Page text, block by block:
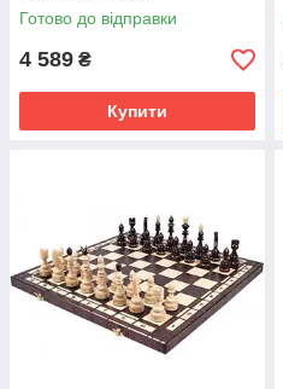
Готово до відправки
4 589 ₴
Купити